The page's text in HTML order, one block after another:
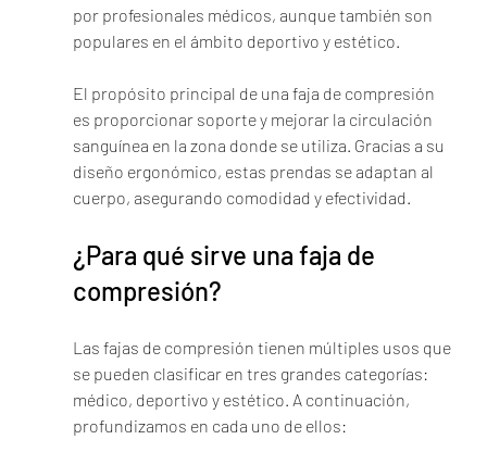
por profesionales médicos, aunque también son
populares en el ámbito deportivo y estético.
El propósito principal de una faja de compresión
es proporcionar soporte y mejorar la circulación
sanguínea en la zona donde se utiliza. Gracias a su
diseño ergonómico, estas prendas se adaptan al
cuerpo, asegurando comodidad y efectividad.
¿Para qué sirve una faja de
compresión?
Las fajas de compresión tienen múltiples usos que
se pueden clasificar en tres grandes categorías:
médico, deportivo y estético. A continuación,
profundizamos en cada uno de ellos: